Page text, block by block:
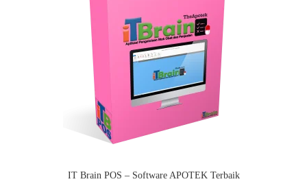
IT Brain POS – Software APOTEK Terbaik